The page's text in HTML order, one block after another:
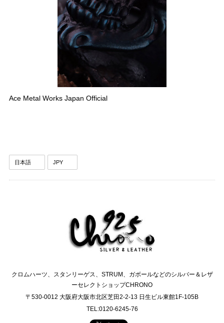
Ace Metal Works Japan Official
クロムハーツ、スタンリーゲス、STRUM、ガボールなどのシルバー＆レザ
ーセレクトショップCHRONO
〒530-0012 大阪府大阪市北区芝田2-2-13 日生ビル東館1F-105B
TEL:0120-6245-76